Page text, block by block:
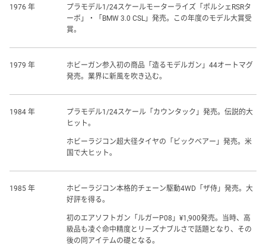
1976 年
プラモデル1/24スケールモーターライズ「ポルシェRSRタ
ーボ」・「BMW 3.0 CSL」発売。この年度のモデル大賞受
賞。
1979 年
ホビーガン参入初の商品「造るモデルガン」44オートマグ
発売。業界に新風を吹き込む。
1984 年
プラモデル1/24スケール「カウンタック」発売。伝説的大
ヒット。
ホビーラジコン超大径タイヤの「ビックベアー」発売。米
国で大ヒット。
1985 年
ホビーラジコン本格的チェーン駆動4WD「ザ侍」発売。大
好評を得る。
初のエアソフトガン「ルガーP08」¥1,900発売。当時、高
級品も凌ぐ命中精度とリーズナブルさで話題となり、その
後の同アイテムの礎となる。